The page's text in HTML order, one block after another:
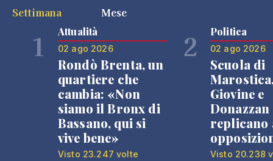
Settimana
Mese
1 Attualità
02 ago 2026
Rondò Brenta, un
quartiere che
cambia: «Non
siamo il Bronx di
Bassano, qui si
vive bene»
Visto 23.247 volte
2 Politica
02 ago 2026
Scuola di
Giovine e
Donazzan
replicano
Visto 20.238